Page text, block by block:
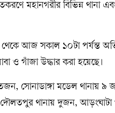
মহানগরীর বিভিন্ন থানা
থেকে আজ সকাল ১০টা পর্যন্ত
ও গাঁজা উদ্ধার করা হয়েছে।
সোনাডাঙ্গা মডেল থানায়
থানায় দুজন, আড়ংঘাটা